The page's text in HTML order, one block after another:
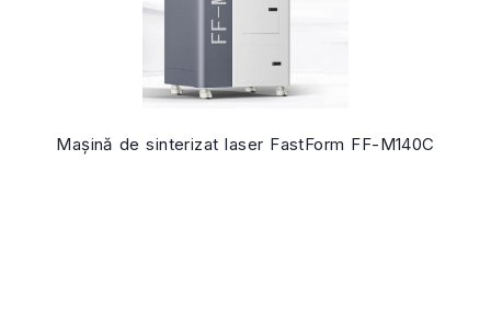
Mașină de sinterizat laser FastForm FF-M140C